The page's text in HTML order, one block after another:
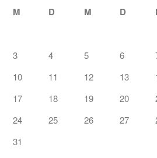
M D M D
3
4 5 6
10
11 12 13
17
18 19 20
24
25 26 27
31